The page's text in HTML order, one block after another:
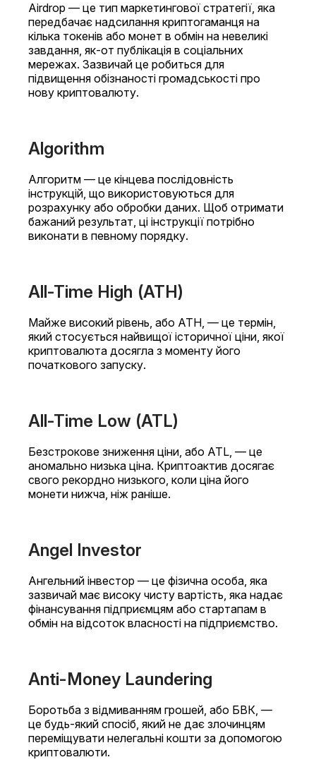
Airdrop — це тип маркетингової стратегії, яка
передбачає надсилання криптогаманця на
кілька токенів або монет в обмін на невеликі
завдання, як-от публікація в соціальних
мережах. Зазвичай це робиться для
підвищення обізнаності громадськості про
нову криптовалюту.
Algorithm
Алгоритм — це кінцева послідовність
інструкцій, що використовуються для
розрахунку або обробки даних. Щоб отримати
бажаний результат, ці інструкції потрібно
виконати в певному порядку.
All-Time High (ATH)
Майже високий рівень, або ATH, — це термін,
який стосується найвищої історичної ціни, якої
криптовалюта досягла з моменту його
початкового запуску.
All-Time Low (ATL)
Безстрокове зниження ціни, або ATL, — це
аномально низька ціна. Криптоактив досягає
свого рекордно низького, коли ціна його
монети нижча, ніж раніше.
Angel Investor
Ангельний інвестор — це фізична особа, яка
зазвичай має високу чисту вартість, яка надає
фінансування підприємцям або стартапам в
обмін на відсоток власності на підприємство.
Anti-Money Laundering
Боротьба з відмиванням грошей, або БВК, —
це будь-який спосіб, який не дає злочинцям
переміщувати нелегальні кошти за допомогою
криптовалюти.